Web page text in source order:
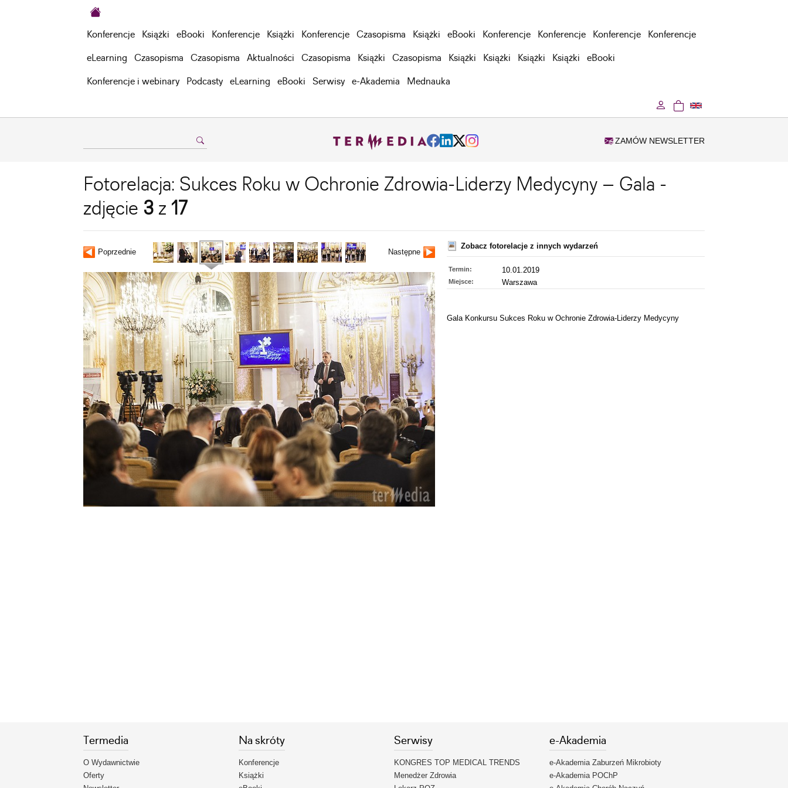
Konferencje Książki eBooki Konferencje Książki Konferencje Czasopisma Książki eBooki Konferencje Konferencje Konferencje Konferencje
eLearning Czasopisma Czasopisma Aktualności Czasopisma Książki Czasopisma Książki Książki Książki Książki eBooki
Konferencje i webinary Podcasty eLearning eBooki Serwisy e-Akademia Mednauka
ZAMÓW NEWSLETTER
Fotorelacja: Sukces Roku w Ochronie Zdrowia-Liderzy Medycyny – Gala -
zdjęcie 3 z 17
Poprzednie Następne
Zobacz fotorelacje z innych wydarzeń
Termin: 10.01.2019
Miejsce: Warszawa
Gala Konkursu Sukces Roku w Ochronie Zdrowia-Liderzy Medycyny
Termedia
O Wydawnictwie
Oferty
Na skróty
Konferencje
Książki
Serwisy
KONGRES TOP MEDICAL TRENDS
Menedżer Zdrowia
e-Akademia
e-Akademia Zaburzeń Mikrobioty
e-Akademia POChP